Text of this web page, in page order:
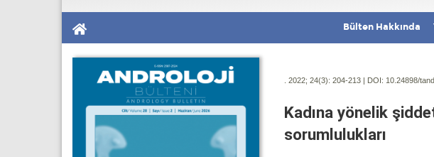
Bülten Hakkında
. 2022; 24(3): 204-213 | DOI: 10.24898/
Kadına yönelik
sorumlulukları